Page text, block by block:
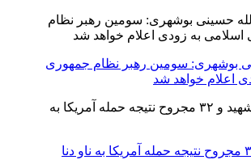
بوشهری: سومین رهبر نظام جمهوری
اعلام خواهد شد